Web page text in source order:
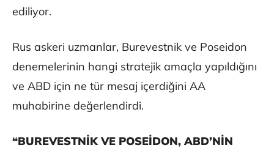
ediliyor.
Rus askeri uzmanlar, Burevestnik ve Poseidon
denemelerinin hangi stratejik amaçla yapıldığını
ve ABD için ne tür mesaj içerdiğini AA
muhabirine değerlendirdi.
“BUREVESTNİK VE POSEİDON, ABD’NİN